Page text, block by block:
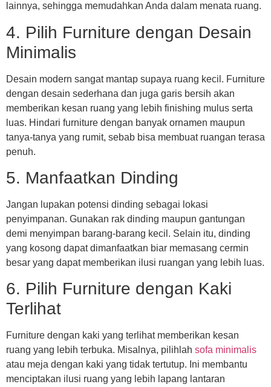
lainnya, sehingga memudahkan Anda dalam menata ruang.
4. Pilih Furniture dengan Desain
Minimalis
Desain modern sangat mantap supaya ruang kecil. Furniture
dengan desain sederhana dan juga garis bersih akan
memberikan kesan ruang yang lebih finishing mulus serta
luas. Hindari furniture dengan banyak ornamen maupun
tanya-tanya yang rumit, sebab bisa membuat ruangan terasa
penuh.
5. Manfaatkan Dinding
Jangan lupakan potensi dinding sebagai lokasi
penyimpanan. Gunakan rak dinding maupun gantungan
demi menyimpan barang-barang kecil. Selain itu, dinding
yang kosong dapat dimanfaatkan biar memasang cermin
besar yang dapat memberikan ilusi ruangan yang lebih luas.
6. Pilih Furniture dengan Kaki
Terlihat
Furniture dengan kaki yang terlihat memberikan kesan
ruang yang lebih terbuka. Misalnya, pilihlah sofa minimalis
atau meja dengan kaki yang tidak tertutup. Ini membantu
menciptakan ilusi ruang yang lebih lapang lantaran